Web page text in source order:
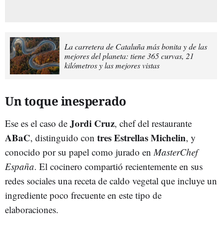
La carretera de Cataluña más bonita y de las
mejores del planeta: tiene 365 curvas, 21
kilómetros y las mejores vistas
Un toque inesperado
Ese es el caso de Jordi Cruz, chef del restaurante
ABaC, distinguido con tres Estrellas Michelin, y
conocido por su papel como jurado en MasterChef
España. El cocinero compartió recientemente en sus
redes sociales una receta de caldo vegetal que incluye un
ingrediente poco frecuente en este tipo de
elaboraciones.